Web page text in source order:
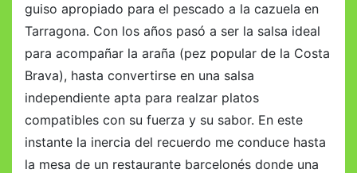
guiso apropiado para el pescado a la cazuela en
Tarragona. Con los años pasó a ser la salsa ideal
para acompañar la araña (pez popular de la Costa
Brava), hasta convertirse en una salsa
independiente apta para realzar platos
compatibles con su fuerza y su sabor. En este
instante la inercia del recuerdo me conduce hasta
la mesa de un restaurante barcelonés donde una